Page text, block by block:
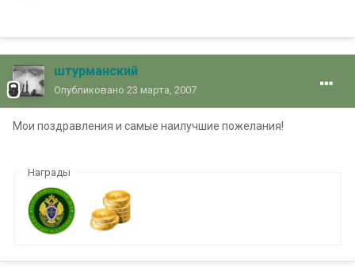
штурманский
Опубликовано 23 марта, 2007
Мои поздравления и самые наилучшие пожелания!
Награды